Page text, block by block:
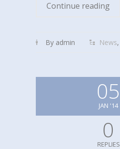
Continue reading
By admin News,
05
JAN '14
0
REPLIES